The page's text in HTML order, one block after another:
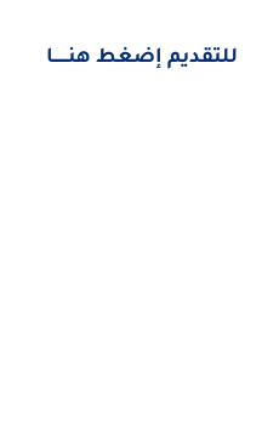
للتقديم إضغط هنــــــا